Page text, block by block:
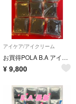
アイケア/アイクリーム
お買得POLA B.A アイゾーンクリーム N 100包 26g 【本体同量】
¥ 9,800